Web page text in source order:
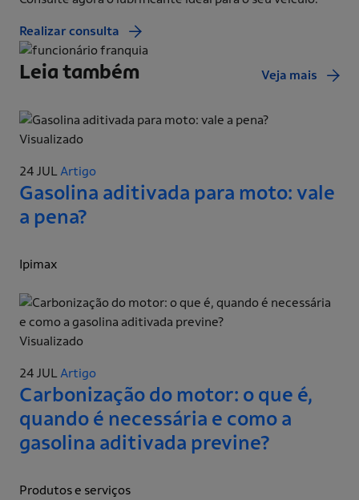
Realizar consulta
Leia também Veja mais
Visualizado
24 JULArtigo
Gasolina aditivada para moto: vale
a pena?
Ipimax
Visualizado
24 JULArtigo
Carbonização do motor: o que é,
quando é necessária e como a
gasolina aditivada previne?
Produtos e serviços